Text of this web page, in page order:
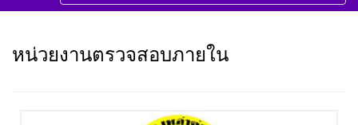
หน่วยงานตรวจสอบภายใน